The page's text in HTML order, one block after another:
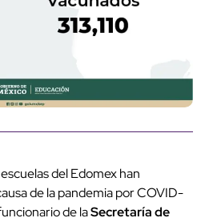
del Edomex han
de la pandemia por COVID-
de laSecretaría de